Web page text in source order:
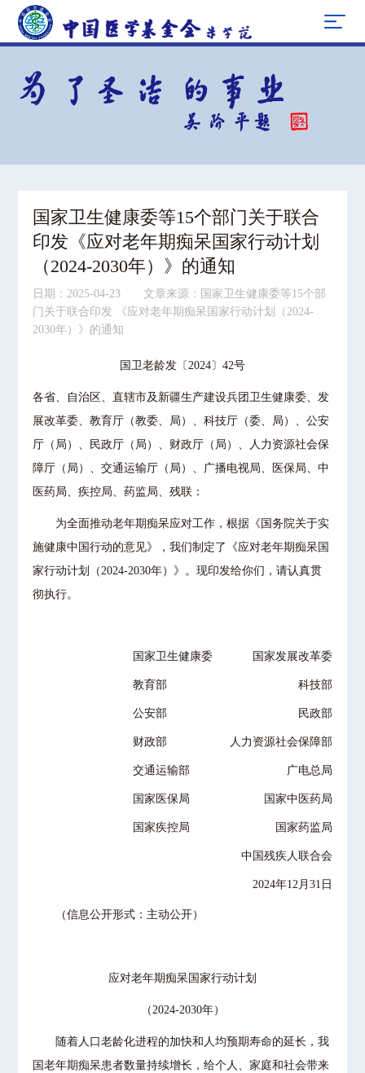
国家卫生健康委等15个部门关于联合
印发《应对老年期痴呆国家行动计划
（2024-2030年）》的通知
日期：2025-04-23 文章来源：国家卫生健康委等15个部
门关于联合印发 《应对老年期痴呆国家行动计划（2024-
2030年）》的通知
国卫老龄发〔2024〕42号
各省、自治区、直辖市及新疆生产建设兵团卫生健康委、发
展改革委、教育厅（教委、局）、科技厅（委、局）、公安
厅（局）、民政厅（局）、财政厅（局）、人力资源社会保
障厅（局）、交通运输厅（局）、广播电视局、医保局、中
医药局、疾控局、药监局、残联：
为全面推动老年期痴呆应对工作，根据《国务院关于实
施健康中国行动的意见》，我们制定了《应对老年期痴呆国
家行动计划（2024-2030年）》。现印发给你们，请认真贯
彻执行。
国家卫生健康委 国家发展改革委
教育部 科技部
公安部 民政部
财政部 人力资源社会保障部
交通运输部 广电总局
国家医保局 国家中医药局
国家疾控局 国家药监局
中国残疾人联合会
2024年12月31日
（信息公开形式：主动公开）
应对老年期痴呆国家行动计划
（2024-2030年）
随着人口老龄化进程的加快和人均预期寿命的延长，我
国老年期痴呆患者数量持续增长，给个人、家庭和社会带来